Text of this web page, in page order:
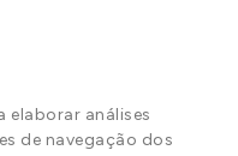
elaborar análises
de navegação dos